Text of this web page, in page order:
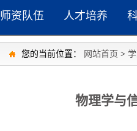
师资队伍 人才培养
您的当前位置： 网站首页 >
物理学与